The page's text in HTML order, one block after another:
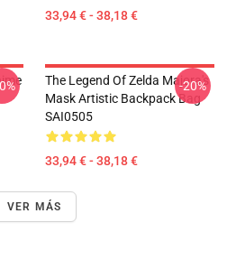
33,94 € - 38,18 €
The Legend Of Zelda Majora's
Mask Artistic Backpack Bag
SAI0505
33,94 € - 38,18 €
-20%
VER MÁS